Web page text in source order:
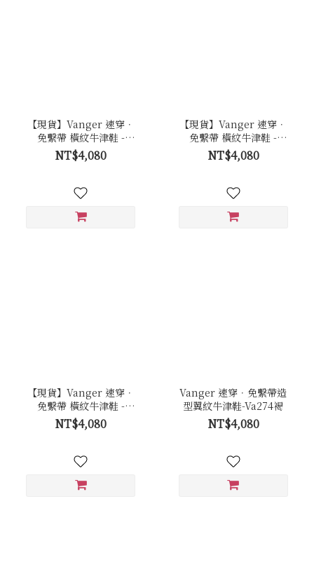
【現貨】Vanger 速穿．
免繫帶 橫紋牛津鞋 -
Va301棕
NT$4,080
【現貨】Vanger 速穿．
免繫帶 橫紋牛津鞋 -
Va301咖
NT$4,080
【現貨】Vanger 速穿．
免繫帶 橫紋牛津鞋 -
Va301黑
NT$4,080
Vanger 速穿．免繫帶造
型翼紋牛津鞋-Va274褐
NT$4,080